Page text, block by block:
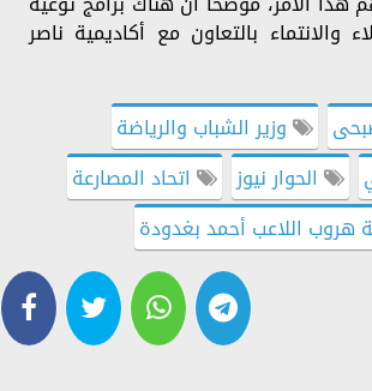
والانتماء بالتعاون مع أكاديمية ناصر
وزير الشباب والرياضة
الحوار نيوز
اتحاد المصارعة
هروب اللاعب أحمد بغدودة